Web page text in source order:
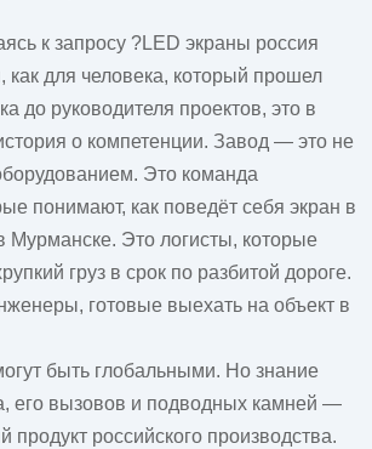
к запросу ?LED экраны россия
как для человека, который прошел
до руководителя проектов, это в
о компетенции. Завод — это не
Это команда
понимают, как поведёт себя экран в
Мурманске. Это логисты, которые
груз в срок по разбитой дороге.
готовые выехать на объект в
быть глобальными. Но знание
его вызовов и подводных камней —
продукт российского производства.